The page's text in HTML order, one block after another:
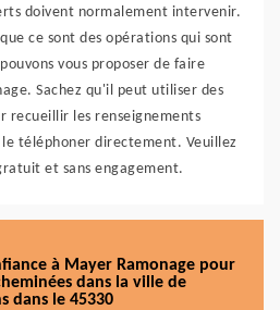
doivent normalement intervenir.
ce sont des opérations qui sont
vous proposer de faire
Sachez qu'il peut utiliser des
recueillir les renseignements
téléphoner directement. Veuillez
et sans engagement.
à Mayer Ramonage pour
dans la ville de
dans le 45330